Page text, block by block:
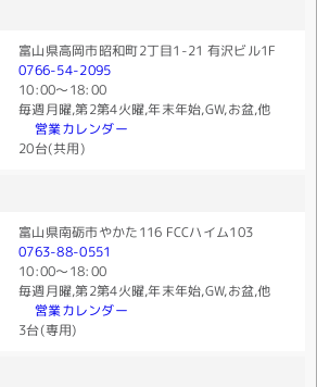
富山県高岡市昭和町2丁目1-21 有沢ビル1F
0766-54-2095
10:00〜18:00
毎週月曜,第2第4火曜,年末年始,GW,お盆,他
営業カレンダー
20台(共用)
富山県南砺市やかた116 FCCハイム103
0763-88-0551
10:00〜18:00
毎週月曜,第2第4火曜,年末年始,GW,お盆,他
営業カレンダー
3台(専用)